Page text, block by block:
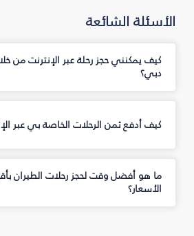
الأسئلة الشائعة
كيف يمكنني حجز رحلة عبر الإنترنت من
دبي؟
كيف أدفع ثمن الرحلات الخاصة بي عبر
ما هو أفضل وقت لحجز رحلات الطيران
الأسعار؟